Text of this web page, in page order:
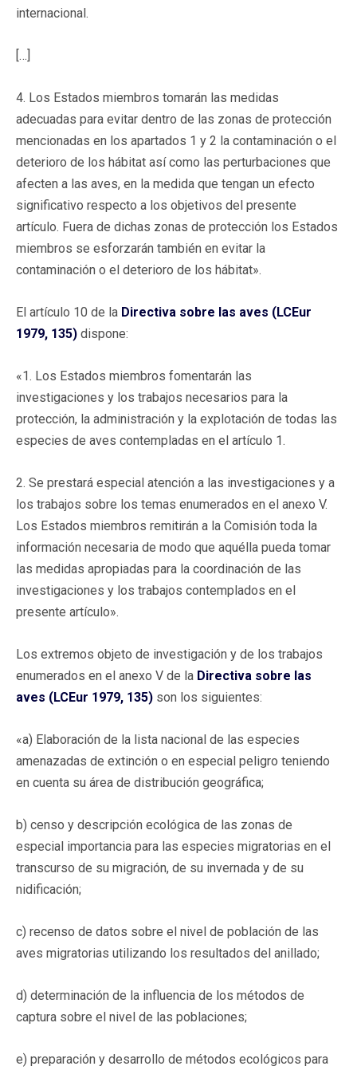
internacional.
[…]
4. Los Estados miembros tomarán las medidas
adecuadas para evitar dentro de las zonas de protección
mencionadas en los apartados 1 y 2 la contaminación o el
deterioro de los hábitat así como las perturbaciones que
afecten a las aves, en la medida que tengan un efecto
significativo respecto a los objetivos del presente
artículo. Fuera de dichas zonas de protección los Estados
miembros se esforzarán también en evitar la
contaminación o el deterioro de los hábitat».
El artículo 10 de la Directiva sobre las aves (LCEur
1979, 135) dispone:
«1. Los Estados miembros fomentarán las
investigaciones y los trabajos necesarios para la
protección, la administración y la explotación de todas las
especies de aves contempladas en el artículo 1.
2. Se prestará especial atención a las investigaciones y a
los trabajos sobre los temas enumerados en el anexo V.
Los Estados miembros remitirán a la Comisión toda la
información necesaria de modo que aquélla pueda tomar
las medidas apropiadas para la coordinación de las
investigaciones y los trabajos contemplados en el
presente artículo».
Los extremos objeto de investigación y de los trabajos
enumerados en el anexo V de la Directiva sobre las
aves (LCEur 1979, 135) son los siguientes:
«a) Elaboración de la lista nacional de las especies
amenazadas de extinción o en especial peligro teniendo
en cuenta su área de distribución geográfica;
b) censo y descripción ecológica de las zonas de
especial importancia para las especies migratorias en el
transcurso de su migración, de su invernada y de su
nidificación;
c) recenso de datos sobre el nivel de población de las
aves migratorias utilizando los resultados del anillado;
d) determinación de la influencia de los métodos de
captura sobre el nivel de las poblaciones;
e) preparación y desarrollo de métodos ecológicos para